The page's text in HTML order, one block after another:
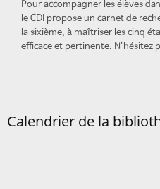
Pour accompagner les élèves
le CDI propose un carnet de
la sixième, à maîtriser les cinq
efficace et pertinente. N’hésitez
Calendrier de la